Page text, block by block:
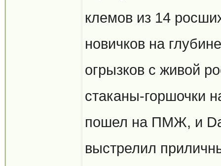
клемов из 14
новичков на
огрызков с живой
стаканы-горшочки
пошел на ПМЖ, и
выстрелил